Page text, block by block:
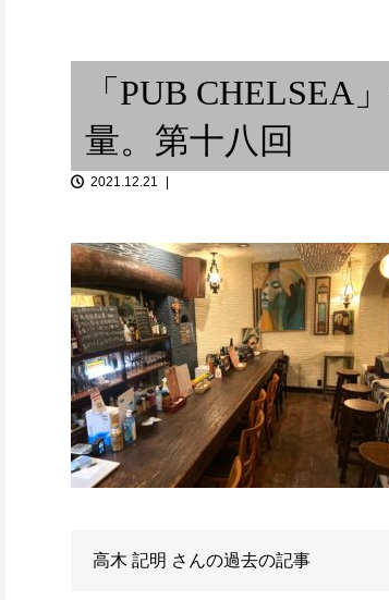
集まれ動物の森
A
映画と音楽【その１】/ 或るベ
ーシストの思考回路 ⑧
ア
「PUB CHELSEA
量。第十八回
2021.12.21
高木 記明 さんの過去の記事